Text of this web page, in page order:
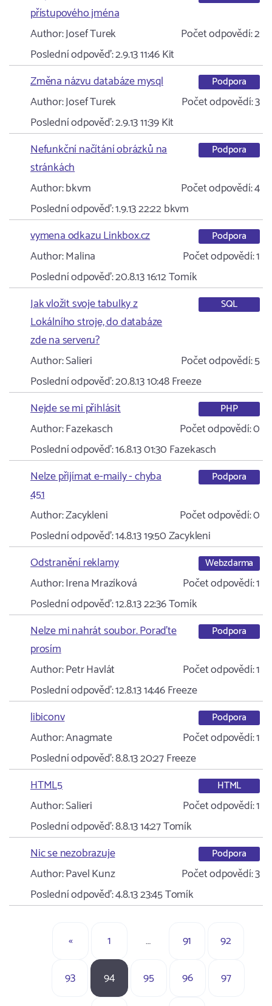
přístupového jména
Author:Josef Turek Počet odpovědí:2
Poslední odpověď:2.9.13 11:46Kit
Změna názvu databáze mysql
Podpora
Author:Josef Turek Počet odpovědí:3
Poslední odpověď:2.9.13 11:39Kit
Nefunkční načítání obrázků na
stránkách
Podpora
Author:bkvm Počet odpovědí:4
Poslední odpověď:1.9.13 22:22bkvm
vymena odkazu Linkbox.cz
Podpora
Author:Malina Počet odpovědí:1
Poslední odpověď:20.8.13 16:12Tomík
Jak vložit svoje tabulky z
Lokálního stroje, do databáze
zde na serveru?
SQL
Author:Salieri Počet odpovědí:5
Poslední odpověď:20.8.13 10:48Freeze
Nejde se mi přihlásit
PHP
Author:Fazekasch Počet odpovědí:0
Poslední odpověď:16.8.13 01:30 Fazekasch
Nelze přijímat e-maily - chyba
451
Podpora
Author:Zacykleni Počet odpovědí:0
Poslední odpověď:14.8.13 19:50Zacykleni
Odstranění reklamy
Webzdarma
Author:Irena Mrazíková Počet odpovědí:1
Poslední odpověď:12.8.13 22:36Tomík
Nelze mi nahrát soubor. Poraďte
prosím
Podpora
Author:Petr Havlát Počet odpovědí:1
Poslední odpověď:12.8.13 14:46Freeze
libiconv
Podpora
Author:Anagmate Počet odpovědí:1
Poslední odpověď:8.8.13 20:27Freeze
HTML5
HTML
Author:Salieri Počet odpovědí:1
Poslední odpověď:8.8.13 14:27Tomík
Nic se nezobrazuje
Podpora
Author:Pavel Kunz Počet odpovědí:3
Poslední odpověď:4.8.13 23:45Tomík
« 1 … 91 92
93 94 95 96 97